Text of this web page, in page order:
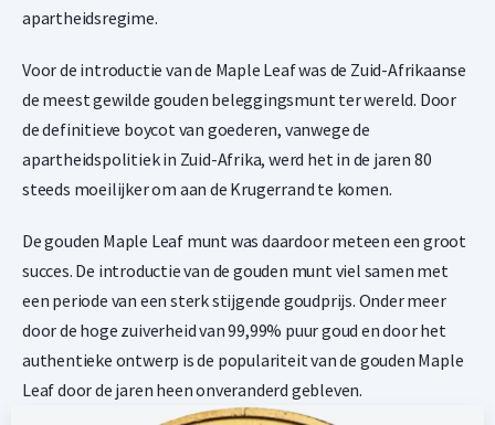
apartheidsregime.
Voor de introductie van de Maple Leaf was de Zuid-Afrikaanse
de meest gewilde gouden beleggingsmunt ter wereld. Door
de definitieve boycot van goederen, vanwege de
apartheidspolitiek in Zuid-Afrika, werd het in de jaren 80
steeds moeilijker om aan de Krugerrand te komen.
De gouden Maple Leaf munt was daardoor meteen een groot
succes. De introductie van de gouden munt viel samen met
een periode van een sterk stijgende goudprijs. Onder meer
door de hoge zuiverheid van 99,99% puur goud en door het
authentieke ontwerp is de populariteit van de gouden Maple
Leaf door de jaren heen onveranderd gebleven.